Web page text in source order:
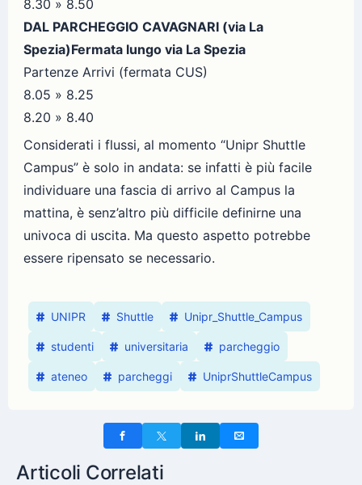
8.30 » 8.50
DAL PARCHEGGIO CAVAGNARI (via La
Spezia)Fermata lungo via La Spezia
Partenze Arrivi (fermata CUS)
8.05 » 8.25
8.20 » 8.40
Considerati i flussi, al momento “Unipr Shuttle
Campus” è solo in andata: se infatti è più facile
individuare una fascia di arrivo al Campus la
mattina, è senz’altro più difficile definirne una
univoca di uscita. Ma questo aspetto potrebbe
essere ripensato se necessario.
UNIPR Shuttle Unipr_Shuttle_Campus
studenti universitaria parcheggio
ateneo parcheggi UniprShuttleCampus
Articoli Correlati